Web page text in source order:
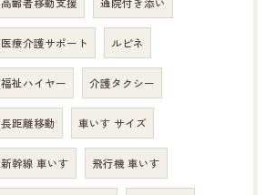
医療介護サポート ルピネ
福祉ハイヤー 介護タクシー
長距離移動 車いす サイズ
新幹線 車いす 飛行機 車いす